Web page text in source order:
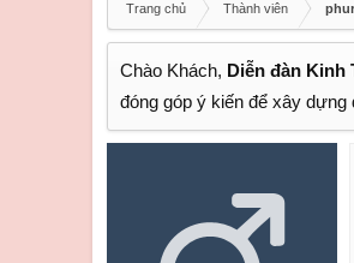
Trang chủ Thành viên
Chào Khách, Diễn đàn Kinh
đóng góp ý kiến để xây dựng